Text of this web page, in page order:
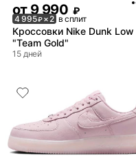
от 9 990 ₽
4 995₽× 2 в сплит
Кроссовки Nike Dunk Low
"Team Gold"
15 дней